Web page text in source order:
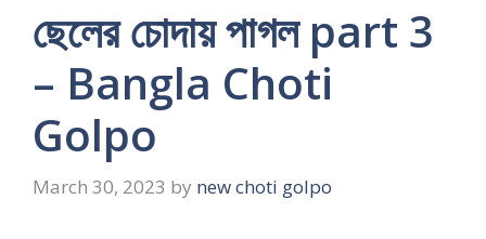
ছেলের চোদায় পাগল part 3
– Bangla Choti
Golpo
March 30, 2023 by new choti golpo